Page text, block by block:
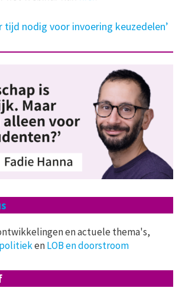
tijd nodig voor invoering keuzedelen’
en actuele thema's,
enLOB en doorstroom